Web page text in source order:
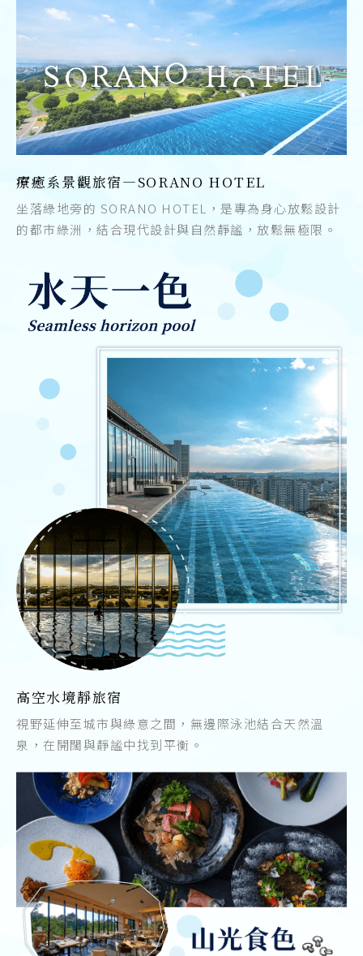
療癒系景觀旅宿—SORANO HOTEL
坐落綠地旁的 SORANO HOTEL，是專為身心放鬆設計
的都市綠洲，結合現代設計與自然靜謐，放鬆無極限。
高空水境靜旅宿
視野延伸至城市與綠意之間，無邊際泳池結合天然溫
泉，在開闊與靜謐中找到平衡。